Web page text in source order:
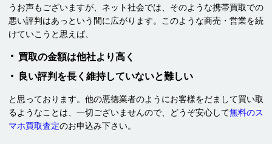
うお声もございますが、ネット社会では、そのような携帯買取での
悪い評判はあっという間に広がります。このような商売・営業を続
けていこうと思えば、
買取の金額は他社より高く
良い評判を長く維持していないと難しい
と思っております。他の悪徳業者のようにお客様をだまして買い取
るようなことは、一切ございませんので、どうぞ安心して無料のス
マホ買取査定のお申込み下さい。